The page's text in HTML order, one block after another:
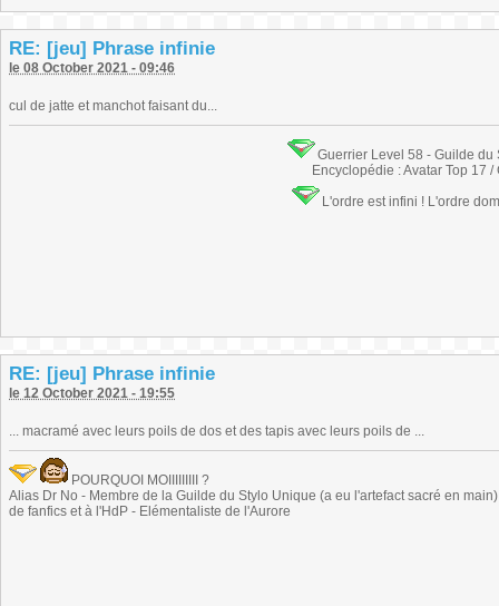
RE: [jeu] Phrase infinie
le 08 October 2021 - 09:46
cul de jatte et manchot faisant du...
Guerrier Level 58 - Guilde
Encyclopédie : Avatar Top 17 /
L'ordre est infini ! L'ordre
RE: [jeu] Phrase infinie
le 12 October 2021 - 19:55
... macramé avec leurs poils de dos et des tapis avec leurs poils de ...
POURQUOI MOIIIIIIIII ?
Alias Dr No - Membre de la Guilde du Stylo Unique (a eu l'artefact sacré en
de fanfics et à l'HdP - Elémentaliste de l'Aurore